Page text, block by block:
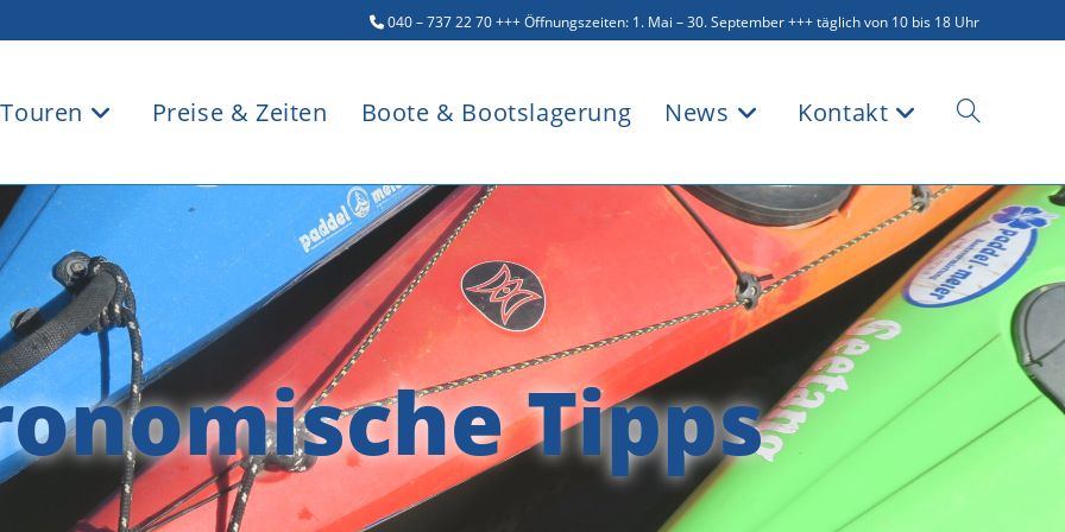
040 – 737 22 70+++ Öffnungszeiten: 1. Mai – 30. September +++ täglich von 10 bis 18 Uhr
Touren Preise & Zeiten Boote & Bootslagerung News Kontakt Website-
Suche
umschalten
Tipps